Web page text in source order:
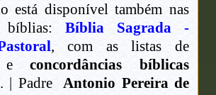
está disponível também nas
bíblias: Bíblia Sagrada -
, com as listas de
econcordâncias bíblicas
. | Padre
Antonio Pereira de